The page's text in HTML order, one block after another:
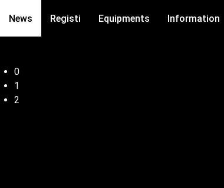
News Registi Equipments Information
0
1
2